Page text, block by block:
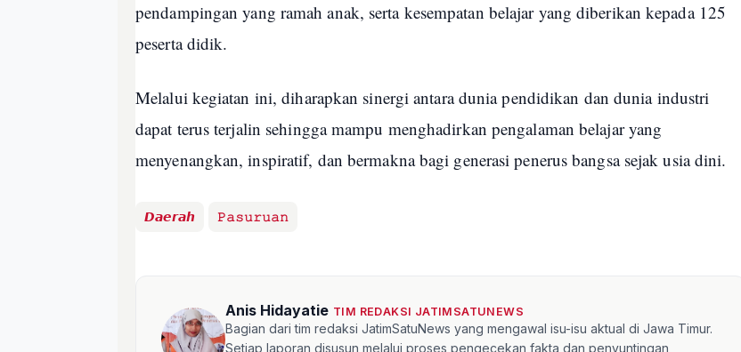
pendampingan yang ramah anak, serta kesempatan belajar yang diberikan kepada 125
peserta didik.
Melalui kegiatan ini, diharapkan sinergi antara dunia pendidikan dan dunia industri
dapat terus terjalin sehingga mampu menghadirkan pengalaman belajar yang
menyenangkan, inspiratif, dan bermakna bagi generasi penerus bangsa sejak usia dini.
𝘿𝙖𝙚𝙧𝙖𝙝 𝙿𝚊𝚜𝚞𝚛𝚞𝚊𝚗
Anis Hidayatie TIM REDAKSI JATIMSATUNEWS
Bagian dari tim redaksi JatimSatuNews yang mengawal isu-isu aktual di Jawa Timur.
Setiap laporan disusun melalui proses pengecekan fakta dan penyuntingan